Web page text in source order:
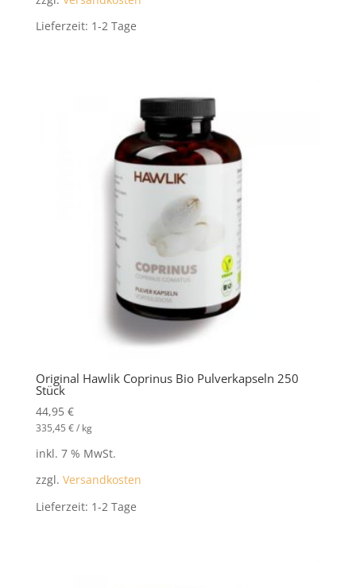
Lieferzeit: 1-2 Tage
Original Hawlik Coprinus Bio Pulverkapseln 250
Stück
44,95 €
335,45 €/ kg
inkl. 7 % MwSt.
zzgl. Versandkosten
Lieferzeit: 1-2 Tage